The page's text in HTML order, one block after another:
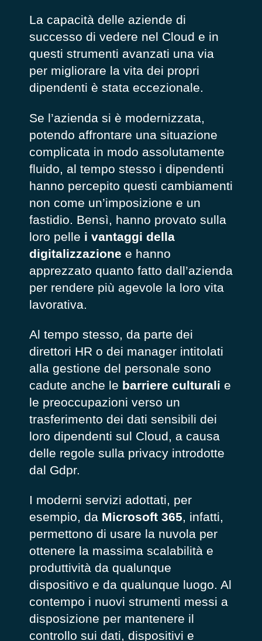
La capacità delle aziende di
successo di vedere nel Cloud e in
questi strumenti avanzati una via
per migliorare la vita dei propri
dipendenti è stata eccezionale.
Se l’azienda si è modernizzata,
potendo affrontare una situazione
complicata in modo assolutamente
fluido, al tempo stesso i dipendenti
hanno percepito questi cambiamenti
non come un’imposizione e un
fastidio. Bensì, hanno provato sulla
loro pelle i vantaggi della
digitalizzazione e hanno
apprezzato quanto fatto dall’azienda
per rendere più agevole la loro vita
lavorativa.
Al tempo stesso, da parte dei
direttori HR o dei manager intitolati
alla gestione del personale sono
cadute anche le barriere culturali e
le preoccupazioni verso un
trasferimento dei dati sensibili dei
loro dipendenti sul Cloud, a causa
delle regole sulla privacy introdotte
dal Gdpr.
I moderni servizi adottati, per
esempio, da Microsoft 365, infatti,
permettono di usare la nuvola per
ottenere la massima scalabilità e
produttività da qualunque
dispositivo e da qualunque luogo. Al
contempo i nuovi strumenti messi a
disposizione per mantenere il
controllo sui dati, dispositivi e